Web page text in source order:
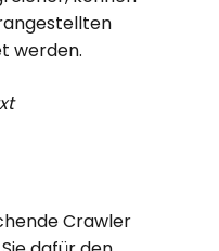
werden.
Crawler